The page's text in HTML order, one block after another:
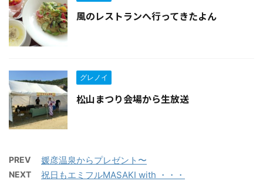
風のレストランへ行ってきたよん
グレノイ
松山まつり会場から生放送
PREV 媛彦温泉からプレゼント〜
NEXT 祝日もエミフルMASAKI with ・・・